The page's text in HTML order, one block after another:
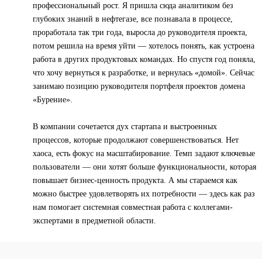
профессиональный рост. Я пришла сюда аналитиком без
глубоких знаний в нефтегазе, все познавала в процессе,
проработала так три года, выросла до руководителя проекта,
потом решила на время уйти — хотелось понять, как устроена
работа в других продуктовых командах. Но спустя год поняла,
что хочу вернуться к разработке, и вернулась «домой». Сейчас
занимаю позицию руководителя портфеля проектов домена
«Бурение».
В компании сочетается дух стартапа и выстроенных
процессов, которые продолжают совершенствоваться. Нет
хаоса, есть фокус на масштабирование. Темп задают ключевые
пользователи — они хотят больше функциональности, которая
повышает бизнес-ценность продукта. А мы стараемся как
можно быстрее удовлетворять их потребности — здесь как раз
нам помогает системная совместная работа с коллегами-
экспертами в предметной области.